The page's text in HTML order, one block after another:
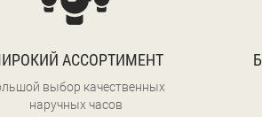
АССОРТИМЕНТ
выбор качественных
наручных часов